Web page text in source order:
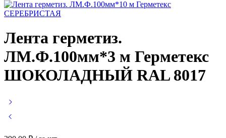
Лента герметиз.
ЛМ.Ф.100мм*3 м Герметекс
ШОКОЛАДНЫЙ RAL 8017